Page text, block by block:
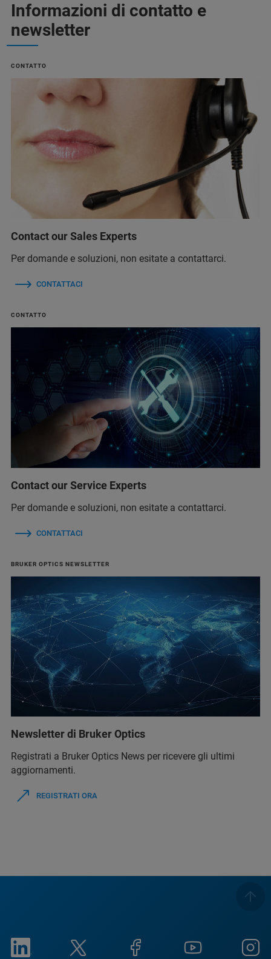
Informazioni di contatto e
newsletter
CONTATTO
Contact our Sales Experts
Per domande e soluzioni, non esitate a contattarci.
CONTATTACI
CONTATTO
Contact our Service Experts
Per domande e soluzioni, non esitate a contattarci.
CONTATTACI
BRUKER OPTICS NEWSLETTER
Newsletter di Bruker Optics
Registrati a Bruker Optics News per ricevere gli ultimi
aggiornamenti.
REGISTRATI ORA